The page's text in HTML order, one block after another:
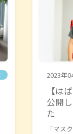
2023年
【は
公開
「マス